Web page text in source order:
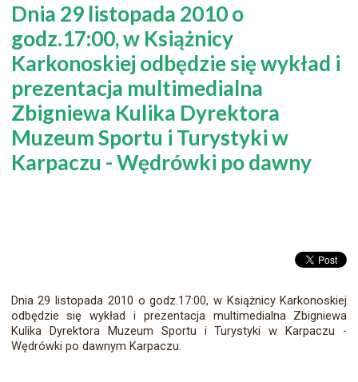
Dnia 29 listopada 2010 o
godz.17:00, w Książnicy
Karkonoskiej odbędzie się wykład i
prezentacja multimedialna
Zbigniewa Kulika Dyrektora
Muzeum Sportu i Turystyki w
Karpaczu - Wędrówki po dawny
Dnia 29 listopada 2010 o godz.17:00, w Książnicy Karkonoskiej
odbędzie się wykład i prezentacja multimedialna Zbigniewa
Kulika Dyrektora Muzeum Sportu i Turystyki w Karpaczu -
Wędrówki po dawnym Karpaczu.